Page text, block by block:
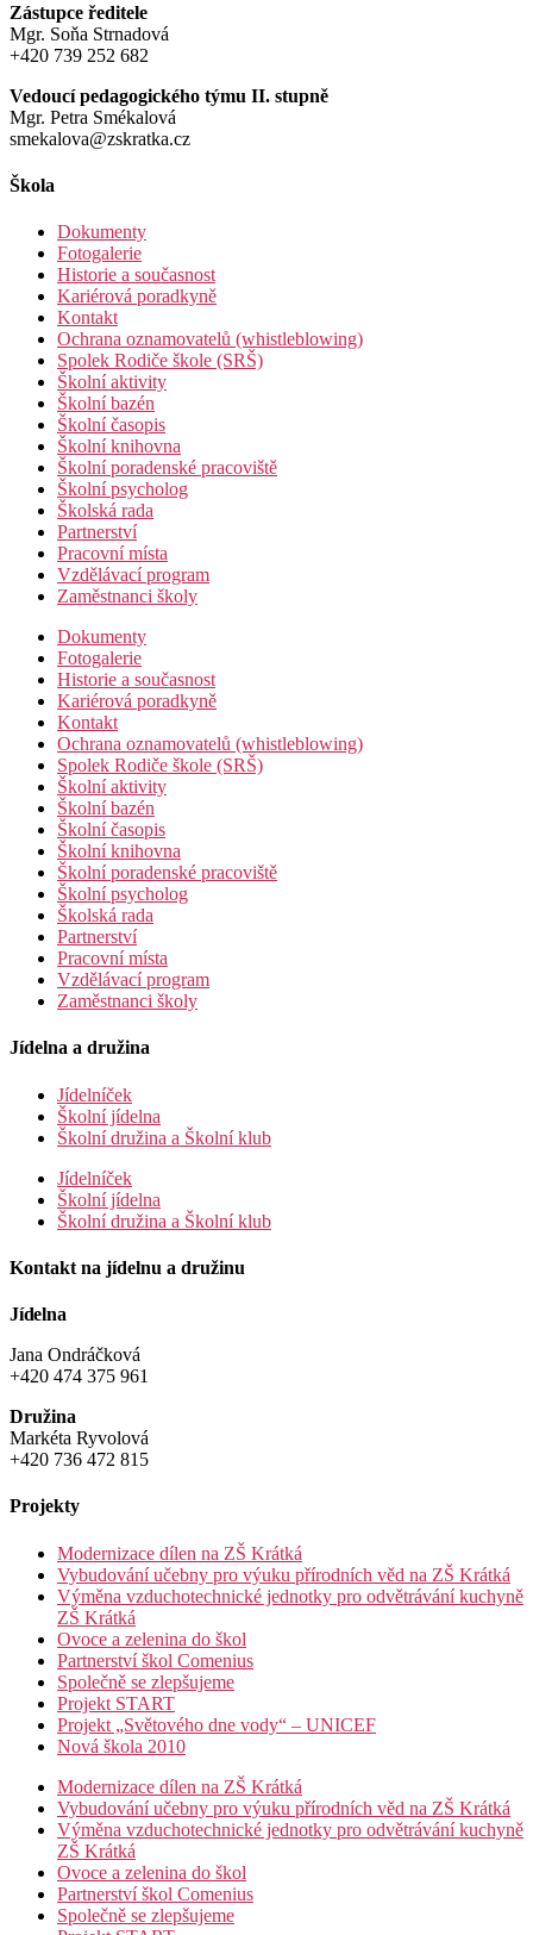
Zástupce ředitele
Mgr. Soňa Strnadová
+420 739 252 682
Vedoucí pedagogického týmu II. stupně
Mgr. Petra Smékalová
smekalova@zskratka.cz
Škola
Dokumenty
Fotogalerie
Historie a současnost
Kariérová poradkyně
Kontakt
Ochrana oznamovatelů (whistleblowing)
Spolek Rodiče škole (SRŠ)
Školní aktivity
Školní bazén
Školní časopis
Školní knihovna
Školní poradenské pracoviště
Školní psycholog
Školská rada
Partnerství
Pracovní místa
Vzdělávací program
Zaměstnanci školy
Dokumenty
Fotogalerie
Historie a současnost
Kariérová poradkyně
Kontakt
Ochrana oznamovatelů (whistleblowing)
Spolek Rodiče škole (SRŠ)
Školní aktivity
Školní bazén
Školní časopis
Školní knihovna
Školní poradenské pracoviště
Školní psycholog
Školská rada
Partnerství
Pracovní místa
Vzdělávací program
Zaměstnanci školy
Jídelna a družina
Jídelníček
Školní jídelna
Školní družina a Školní klub
Jídelníček
Školní jídelna
Školní družina a Školní klub
Kontakt na jídelnu a družinu
Jídelna
Jana Ondráčková
+420 474 375 961
Družina
Markéta Ryvolová
+420 736 472 815
Projekty
Modernizace dílen na ZŠ Krátká
Vybudování učebny pro výuku přírodních věd na ZŠ Krátká
Výměna vzduchotechnické jednotky pro odvětrávání kuchyně
ZŠ Krátká
Ovoce a zelenina do škol
Partnerství škol Comenius
Společně se zlepšujeme
Projekt START
Projekt „Světového dne vody“ – UNICEF
Nová škola 2010
Modernizace dílen na ZŠ Krátká
Vybudování učebny pro výuku přírodních věd na ZŠ Krátká
Výměna vzduchotechnické jednotky pro odvětrávání kuchyně
ZŠ Krátká
Ovoce a zelenina do škol
Partnerství škol Comenius
Společně se zlepšujeme